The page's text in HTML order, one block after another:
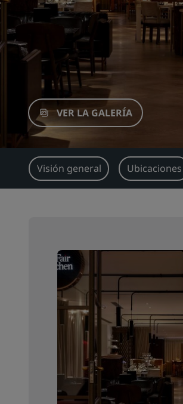
VER LA GALERÍA
Visión general Ubicaciones